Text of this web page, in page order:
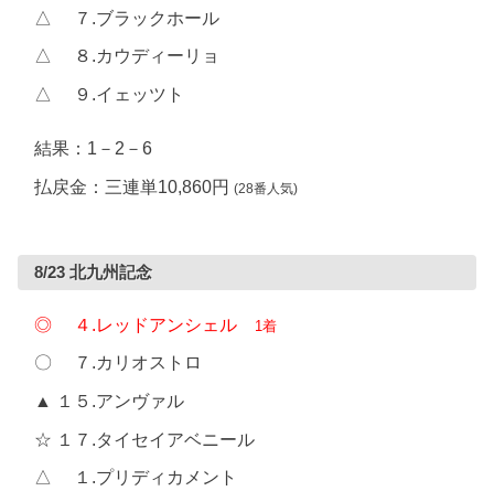
△ ７.ブラックホール
△ ８.カウディーリョ
△ ９.イェッツト
結果：1－2－6
払戻金：三連単10,860円(28番人気)
8/23 北九州記念
◎ ４.レッドアンシェル 1着
〇 ７.カリオストロ
▲ １５.アンヴァル
☆ １７.タイセイアベニール
△ １.プリディカメント